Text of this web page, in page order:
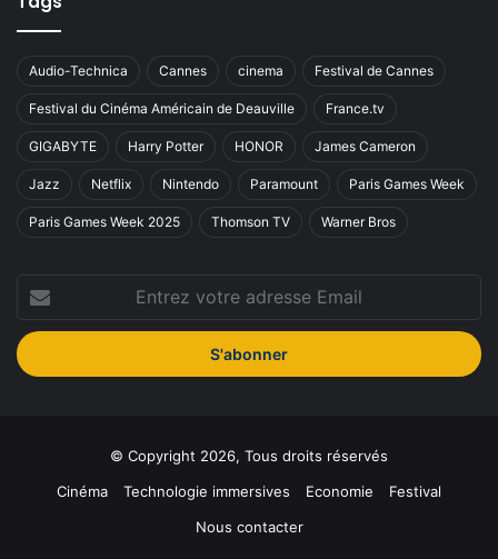
Audio-Technica Cannes cinema Festival de Cannes
Festival du Cinéma Américain de Deauville France.tv
GIGABYTE Harry Potter HONOR James Cameron
Jazz Netflix Nintendo Paramount Paris Games Week
Paris Games Week 2025 Thomson TV Warner Bros
votre
adresse
Email
© Copyright 2026, Tous droits réservés
Cinéma
Technologie immersives Economie
Festival
Nous contacter